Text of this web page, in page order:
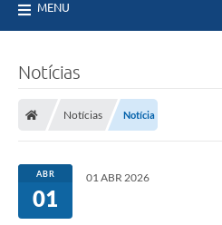
MENU
Notícias
Notícias Notícia
ABR
01
01 ABR 2026